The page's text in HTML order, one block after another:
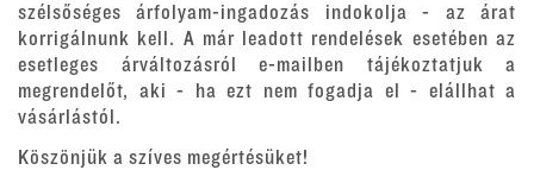
szélsőséges árfolyam-ingadozás indokolja - az árat
korrigálnunk kell. A már leadott rendelések esetében az
esetleges árváltozásról e-mailben tájékoztatjuk a
megrendelőt, aki - ha ezt nem fogadja el - elállhat a
vásárlástól.
Köszönjük a szíves megértésüket!